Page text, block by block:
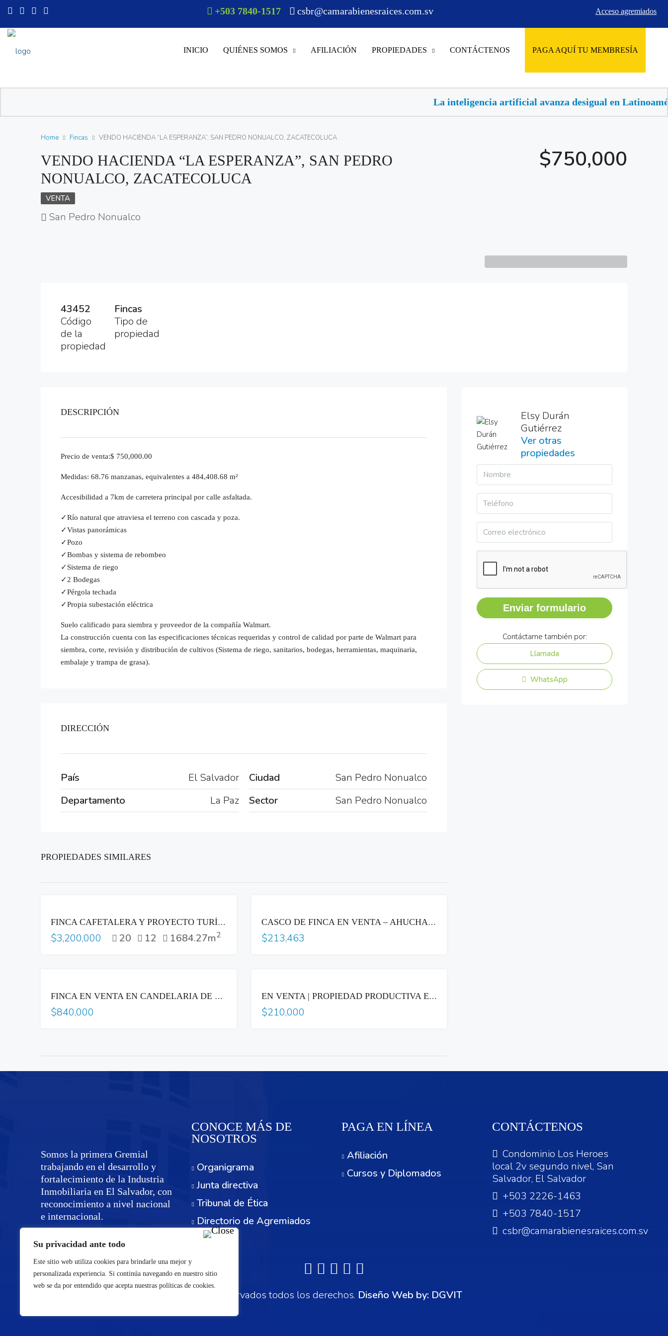
Su privacidad ante todo
Este sitio web utiliza cookies para brindarle una mejor y
personalizada experiencia. Si continúa navegando en nuestro sitio
web se da por entendido que acepta nuestras políticas de cookies.
+503 7840-1517 csbr@camarabienesraices.com.sv Acceso agremiados
INICIO QUIÉNES SOMOS AFILIACIÓN PROPIEDADES CONTÁCTENOS PAGA AQUÍ TU MEMBRESÍA
La inteligencia artificial avanza desigual en Latinoamérica, buscan llevarla
Home Fincas VENDO HACIENDA “LA ESPERANZA”, SAN PEDRO NONUALCO, ZACATECOLUCA
VENDO HACIENDA “LA ESPERANZA”, SAN PEDRO
NONUALCO, ZACATECOLUCA
$750,000
VENTA
San Pedro Nonualco
43452
Código
de la
propiedad
Fincas
Tipo de
propiedad
DESCRIPCIÓN
Precio de venta:$ 750,000.00
Medidas: 68.76 manzanas, equivalentes a 484,408.68 m²
Accesibilidad a 7km de carretera principal por calle asfaltada.
✓Río natural que atraviesa el terreno con cascada y poza.
✓Vistas panorámicas
✓Pozo
✓Bombas y sistema de rebombeo
✓Sistema de riego
✓2 Bodegas
✓Pérgola techada
✓Propia subestación eléctrica
Suelo calificado para siembra y proveedor de la compañía Walmart.
La construcción cuenta con las especificaciones técnicas requeridas y control de calidad por parte de Walmart para
siembra, corte, revisión y distribución de cultivos (Sistema de riego, sanitarios, bodegas, herramientas, maquinaria,
embalaje y trampa de grasa).
DIRECCIÓN
País
El Salvador
Departamento
La Paz
Ciudad
San Pedro Nonualco
Sector
San Pedro Nonualco
PROPIEDADES SIMILARES
FINCA CAFETALERA Y PROYECTO TURÍSTICO EN VENTA EN LOS NARANJOS, JUAYÚA, SONSONATE-S2726RC
$3,200,000 20 12 1684.27m2
CASCO DE FINCA EN VENTA – AHUCHAPÁN
$213,463
FINCA EN VENTA EN CANDELARIA DE LA FRONTERA
$840,000
EN VENTA | PROPIEDAD PRODUCTIVA EN COMARCA COFRADÍA, NICARAGUA
$210,000
Elsy Durán
Gutiérrez
Ver otras
propiedades
Enviar formulario
Contáctame también por:
Llamada
WhatsApp
Somos la primera Gremial
trabajando en el desarrollo y
fortalecimiento de la Industria
Inmobiliaria en El Salvador, con
reconocimiento a nivel nacional
e internacional.
CONOCE MÁS DE
NOSOTROS
Organigrama
Junta directiva
Tribunal de Ética
Directorio de Agremiados
Servicios
PAGA EN LÍNEA
Afiliación
Cursos y Diplomados
CONTÁCTENOS
Condominio Los Heroes
local 2v segundo nivel, San
Salvador, El Salvador
+503 2226-1463
+503 7840-1517
csbr@camarabienesraices.com.sv
©Reservados todos los derechos. Diseño Web by: DGVIT